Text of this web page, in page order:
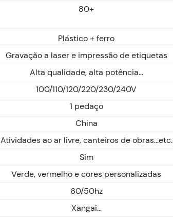
80+
Plástico + ferro
Gravação a laser e impressão de etiquetas
Alta qualidade, alta potência...
100/110/120/220/230/240V
1 pedaço
China
Atividades ao ar livre, canteiros de obras...etc.
Sim
Verde, vermelho e cores personalizadas
60/50hz
Xangai...